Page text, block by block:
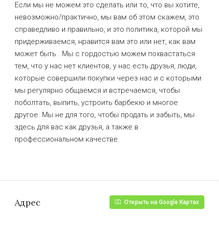
Если мы не можем это сделать или то, что вы хотите,
невозможно/практично, мы вам об этом скажем, это
справедливо и правильно, и это политика, которой мы
придерживаемся, нравится вам это или нет, как вам
может быть . Мы с гордостью можем похвастаться
тем, что у нас нет клиентов, у нас есть друзья, люди,
которые совершили покупки через нас и с которыми
мы регулярно общаемся и встречаемся, чтобы
поболтать, выпить, устроить барбекю и многое
другое. Мы не для того, чтобы продать и забыть, мы
здесь для вас как друзья, а также в
профессиональном качестве.
Адрес Открыть на Google Картах